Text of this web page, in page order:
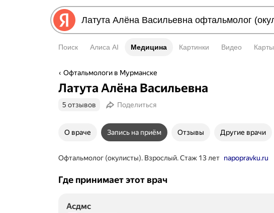
Поиск Алиса AI Медицина
Медицина Картинки Видео Карты
Офтальмологи в Мурманске
Латута Алёна Васильевна
5 отзывов Поделиться
О враче Запись на приём Отзывы Другие врачи
Офтальмолог (окулисты). Взрослый. Стаж 13 лет napopravku.ru
Где принимает этот врач
Асдмс